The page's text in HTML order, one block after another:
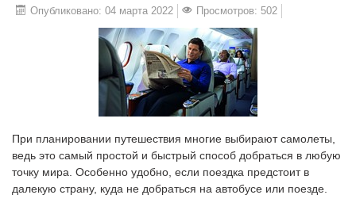
Опубликовано: 04 марта 2022 Просмотров: 502
При планировании путешествия многие выбирают самолеты,
ведь это самый простой и быстрый способ добраться в любую
точку мира. Особенно удобно, если поездка предстоит в
далекую страну, куда не добраться на автобусе или поезде.